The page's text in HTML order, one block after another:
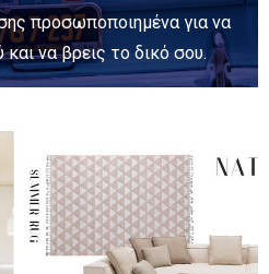
προσωποποιημένα για να
και να βρεις το δικό σου.